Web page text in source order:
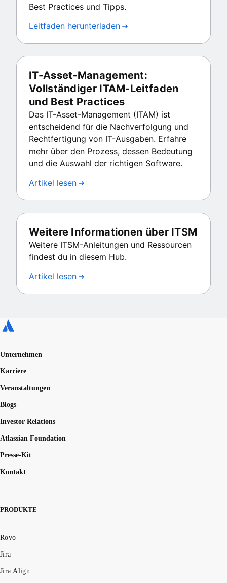
Best Practices und Tipps.
Leitfaden herunterladen
IT-Asset-Management:
Vollständiger ITAM-Leitfaden
und Best Practices
Das IT-Asset-Management (ITAM) ist
entscheidend für die Nachverfolgung und
Rechtfertigung von IT-Ausgaben. Erfahre
mehr über den Prozess, dessen Bedeutung
und die Auswahl der richtigen Software.
Artikel lesen
Weitere Informationen über ITSM
Weitere ITSM-Anleitungen und Ressourcen
findest du in diesem Hub.
Artikel lesen
Unternehmen
Karriere
Veranstaltungen
Blogs
Investor Relations
Atlassian Foundation
Presse-Kit
Kontakt
PRODUKTE
Rovo
Jira
Jira Align